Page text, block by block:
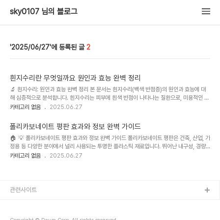
sky0107 님의 블로그
2025/06/27 2
흰지수리란 무엇일까요 원인과 효능 완벽 정리
🔬 흰지수리: 원인과 효능 완벽 정리 본 문서는 흰지수리(백색 반점증)의 원인과 효능에 대
해 심층적으로 분석합니다. 흰지수리는 피부에 흰색 반점이 나타나는 질환으로, 미용적인 문
제뿐 아니라, 심각한 경우 건강에도 영향을 미칠 수 있습니다. 최근 흰지수리 치료 및 관리에
흰지수리의 종류, 원인, 증상, 진단, 치료법, 예방법 등을 상세히 설명하고, 다양한 치료 옵션
을 비교 분석하여 효과적인 관리 방안을 제시합니다. 본 정보는 의학적 조언을 대체하지 않
으며, 정확한 진단과 치료는 전문의와의 상담을 통해 이루어져야 합니다. 🤔 흰지수리의 중
요성과 배경 흰지수리는 전 ..
카테고리 없음 2025.06.27
폴리카보네이트 평판 효과와 정보 완벽 가이드
🏠 💡 폴리카보네이트 평판 효과와 정보 완벽 가이드 폴리카보네이트 평판은 건축, 산업, 가
정용 등 다양한 분야에서 널리 사용되는 투명한 플라스틱 재료입니다. 뛰어난 내구성, 경량
성, 그리고 다양한 디자인 적용 가능성으로 인해 인기가 높아지고 있으며, 시장 규모 또한 꾸
품 선택에 있어 더욱 까다로운 기준을 적용하고 있으며, 가격, 내구성, 디자인 등 다양한 요소
카테고리 없음 2025.06.27
관련사이트